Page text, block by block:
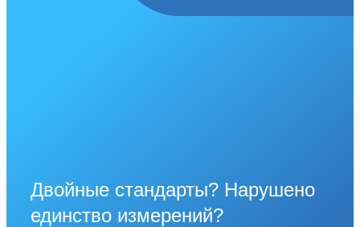
Двойные стандарты? Нарушено
единство измерений?